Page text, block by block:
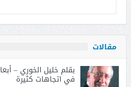
مقالات
بقلم خليل الخوري –
في اتجاهات كثيرة